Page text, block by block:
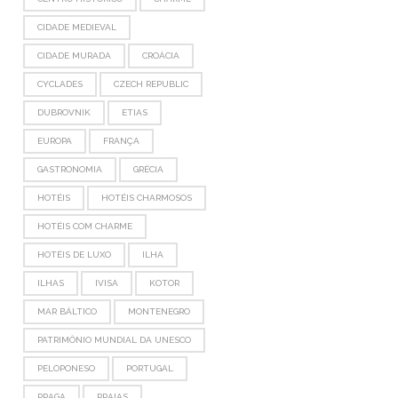
CIDADE MEDIEVAL
CIDADE MURADA CROÁCIA
CYCLADES CZECH REPUBLIC
DUBROVNIK ETIAS
EUROPA FRANÇA
GASTRONOMIA GRÉCIA
HOTÉIS HOTÉIS CHARMOSOS
HOTÉIS COM CHARME
HOTÉIS DE LUXO ILHA
ILHAS IVISA KOTOR
MAR BÁLTICO MONTENEGRO
PATRIMÔNIO MUNDIAL DA UNESCO
PELOPONESO PORTUGAL